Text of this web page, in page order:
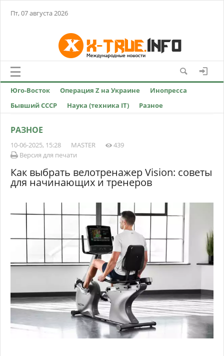
Пт, 07 августа 2026
Юго-Восток Операция Z на Украине
Инопресса
Бывший СССР
Наука (техника IT) Разное
РАЗНОЕ
10-06-2025, 15:28 MASTER
439
Версия для печати
Как выбрать велотренажер Vision: советы
для начинающих и тренеров